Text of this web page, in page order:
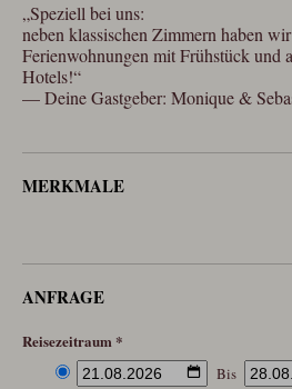
„Speziell bei uns:
neben klassischen Zimmern haben
Ferienwohnungen mit Frühstück und
Hotels!“
— Deine Gastgeber: Monique &
MERKMALE
ANFRAGE
Reisezeitraum *
Bis